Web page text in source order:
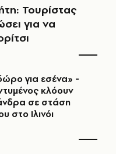
Τουρίστας
για να
για εσένα» -
κλόουν
σε στάση
στο Ιλινόι